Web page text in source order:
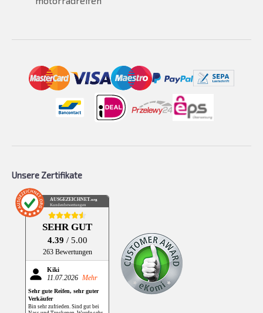
Unsere Zertifikate
AUSGEZEICHNET.org
Kundenbewertungen
SEHR GUT
4.39 / 5.00
263 Bewertungen
Kiki
11.07.2026 Mehr
Sehr gute Reifen, sehr guter
Verkäufer
Bin sehr zufrieden. Sind gut bei